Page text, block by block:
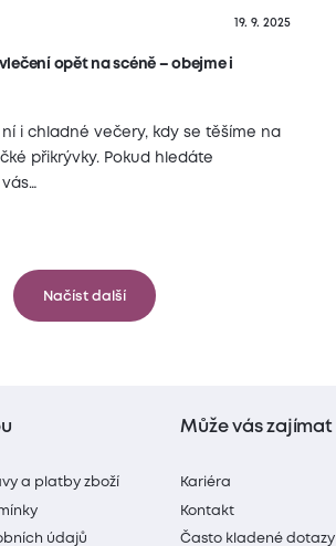
19. 9. 2025
opět na scéně – obejme i
i chladné večery, kdy se těšíme na
přikrývky. Pokud hledáte
Načíst další
a platby zboží
údajů
Může vás zajímat
Kariéra
Kontakt
Často kladené dotazy